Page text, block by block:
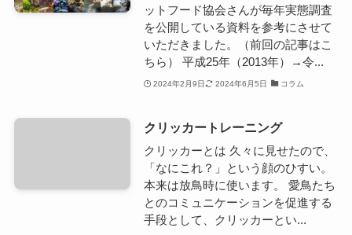
ットフード協会さんが毎年実態調査
を公開している資料を参考にさせて
いただきました。（前回の記事はこ
ちら） 平成25年（2013年）→令...
2024年2月9日 2024年6月5日 コラム
クリッカートレーニング
クリッカーとは 久々に見せたので、
「なにこれ？」という顔のひすい。
本来は放鳥時に使います。 愛鳥たち
とのコミュニケーションを促進する
手段として、クリッカーとい...